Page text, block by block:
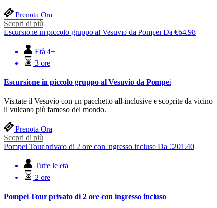
Prenota Ora
Scopri di più
Escursione in piccolo gruppo al Vesuvio da Pompei Da €64.98
Età 4+
3 ore
Escursione in piccolo gruppo al Vesuvio da Pompei
Visitate il Vesuvio con un pacchetto all-inclusive e scoprite da vicino
il vulcano più famoso del mondo.
Prenota Ora
Scopri di più
Pompei Tour privato di 2 ore con ingresso incluso Da €201.40
Tutte le età
2 ore
Pompei Tour privato di 2 ore con ingresso incluso